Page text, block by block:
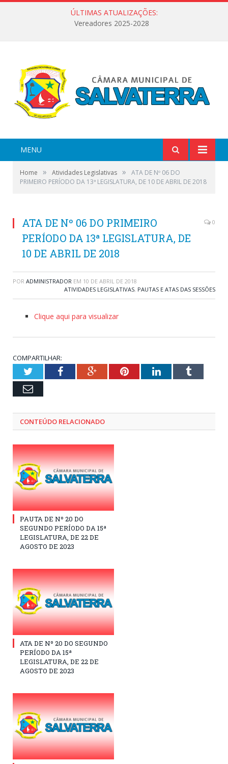
ÚLTIMAS ATUALIZAÇÕES:
Vereadores 2025-2028
MENU
Home » Atividades Legislativas »
ATA DE Nº 06 DO
PRIMEIRO PERÍODO DA 13ª LEGISLATURA, DE 10 DE ABRIL DE 2018
ATA DE Nº 06 DO PRIMEIRO
PERÍODO DA 13ª LEGISLATURA, DE
10 DE ABRIL DE 2018
0
POR ADMINISTRADOR EM 10 DE ABRIL DE 2018
ATIVIDADES LEGISLATIVAS, PAUTAS E ATAS DAS SESSÕES
Clique aqui para visualizar
COMPARTILHAR:
TwitterFacebookGoogle+PinterestLinkedInTumblr
Email
CONTEÚDO RELACIONADO
PAUTA DE Nº 20 DO
SEGUNDO PERÍODO DA 15ª
LEGISLATURA, DE 22 DE
AGOSTO DE 2023
ATA DE Nº 20 DO SEGUNDO
PERÍODO DA 15ª
LEGISLATURA, DE 22 DE
AGOSTO DE 2023